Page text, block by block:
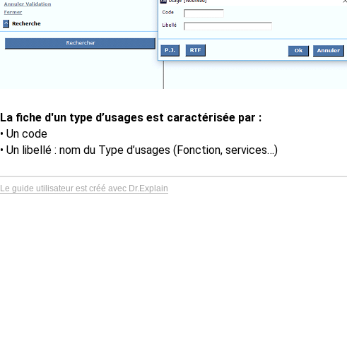
La fiche d'un type d’usages est caractérisée par :
Un code
Un libellé : nom du Type d’usages (Fonction, services…)
Le guide utilisateur est créé avec Dr.Explain